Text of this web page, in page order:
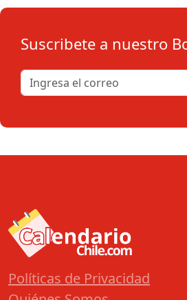
Suscribete a nuestro
Políticas de Privacidad